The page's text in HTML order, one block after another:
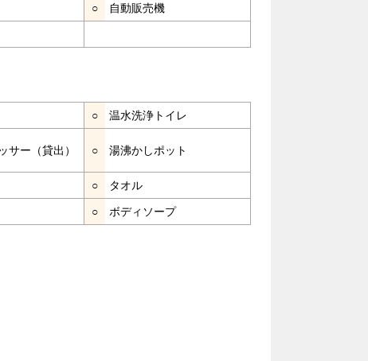
○ 自動販売機
○ 温水洗浄トイレ
サー（貸出） ○ 湯沸かしポット
○ タオル
○ ボディソープ